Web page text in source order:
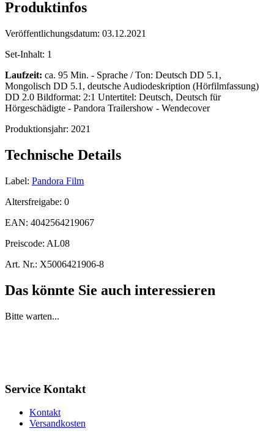
Produktinfos
Veröffentlichungsdatum: 03.12.2021
Set-Inhalt: 1
Laufzeit: ca. 95 Min. - Sprache / Ton: Deutsch DD 5.1,
Mongolisch DD 5.1, deutsche Audiodeskription (Hörfilmfassung)
DD 2.0 Bildformat: 2:1 Untertitel: Deutsch, Deutsch für
Hörgeschädigte - Pandora Trailershow - Wendecover
Produktionsjahr: 2021
Technische Details
Label: Pandora Film
Altersfreigabe: 0
EAN: 4042564219067
Preiscode: AL08
Art. Nr.: X5006421906-8
Das könnte Sie auch interessieren
Bitte warten...
Service Kontakt
Kontakt
Versandkosten